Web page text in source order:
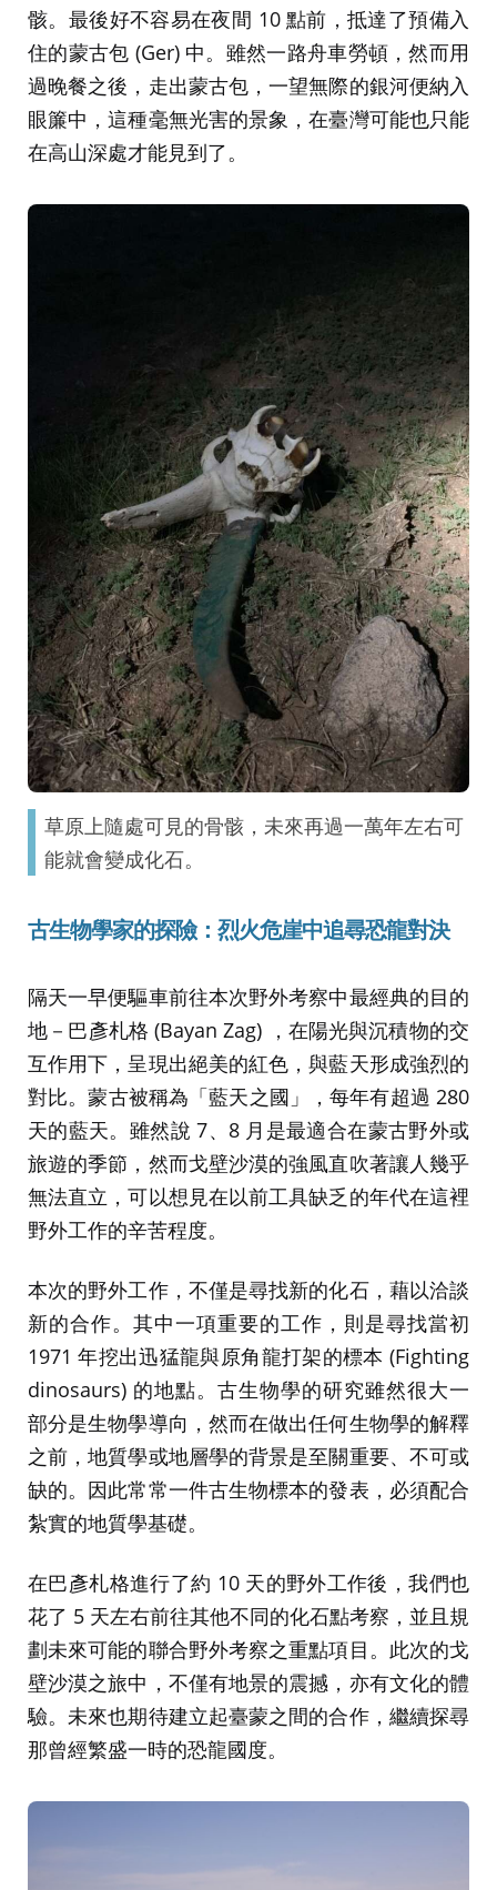
骸。最後好不容易在夜間 10 點前，抵達了預備入
住的蒙古包 (Ger) 中。雖然一路舟車勞頓，然而用
過晚餐之後，走出蒙古包，一望無際的銀河便納入
眼簾中，這種毫無光害的景象，在臺灣可能也只能
在高山深處才能見到了。
草原上隨處可見的骨骸，未來再過一萬年左右可
能就會變成化石。
古生物學家的探險： 烈火危崖中追尋恐龍對決
隔天一早便驅車前往本次野外考察中最經典的目的
地－巴彥札格 (Bayan Zag) ，在陽光與沉積物的交
互作用下，呈現出絕美的紅色，與藍天形成強烈的
對比。蒙古被稱為「藍天之國」，每年有超過 280
天的藍天。雖然說 7、8 月是最適合在蒙古野外或
旅遊的季節，然而戈壁沙漠的強風直吹著讓人幾乎
無法直立，可以想見在以前工具缺乏的年代在這裡
野外工作的辛苦程度。
本次的野外工作，不僅是尋找新的化石，藉以洽談
新的合作。其中一項重要的工作，則是尋找當初
1971 年挖出迅猛龍與原角龍打架的標本 (Fighting
dinosaurs) 的地點。古生物學的研究雖然很大一
部分是生物學導向，然而在做出任何生物學的解釋
之前，地質學或地層學的背景是至關重要、不可或
缺的。因此常常一件古生物標本的發表，必須配合
紮實的地質學基礎。
在巴彥札格進行了約 10 天的野外工作後，我們也
花了 5 天左右前往其他不同的化石點考察，並且規
劃未來可能的聯合野外考察之重點項目。此次的戈
壁沙漠之旅中，不僅有地景的震撼，亦有文化的體
驗。未來也期待建立起臺蒙之間的合作，繼續探尋
那曾經繁盛一時的恐龍國度。